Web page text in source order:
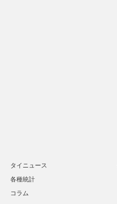
タイニュース
各種統計
コラム